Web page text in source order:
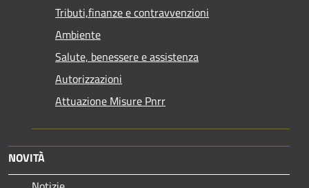
Tributi,finanze e contravvenzioni
Ambiente
Salute, benessere e assistenza
Autorizzazioni
Attuazione Misure Pnrr
NOVITÀ